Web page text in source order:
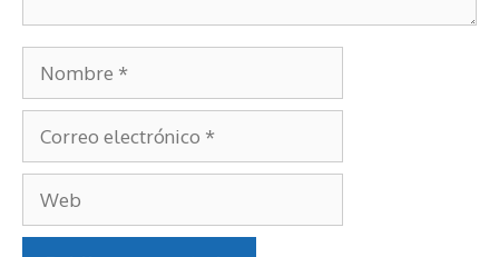
Nombre
Correo
electrónico
Web